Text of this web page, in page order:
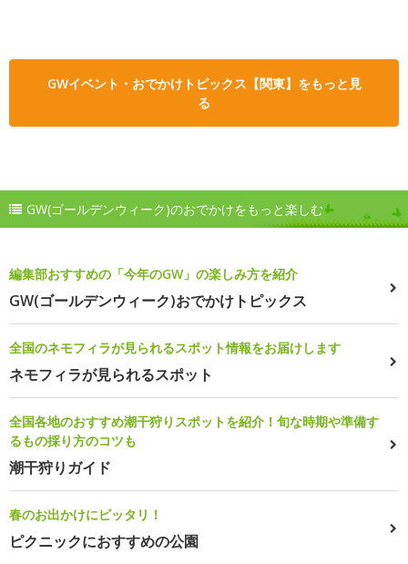
GWイベント・おでかけトピックス【関東】をもっと見
る
GW(ゴールデンウィーク)のおでかけをもっと楽しむ
編集部おすすめの「今年のGW」の楽しみ方を紹介
GW(ゴールデンウィーク)おでかけトピックス
全国のネモフィラが見られるスポット情報をお届けします
ネモフィラが見られるスポット
全国各地のおすすめ潮干狩りスポットを紹介！旬な時期や準備す
るもの採り方のコツも
潮干狩りガイド
春のお出かけにピッタリ！
ピクニックにおすすめの公園